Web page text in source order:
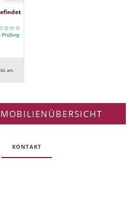
Prüfung
an.
KONTAKT